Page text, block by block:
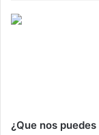
¿Que nos